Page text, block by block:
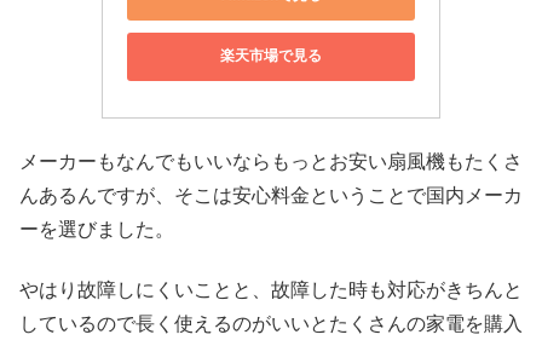
楽天市場で見る
メーカーもなんでもいいならもっとお安い扇風機もたくさ
んあるんですが、そこは安心料金ということで国内メーカ
ーを選びました。
やはり故障しにくいことと、故障した時も対応がきちんと
しているので長く使えるのがいいとたくさんの家電を購入